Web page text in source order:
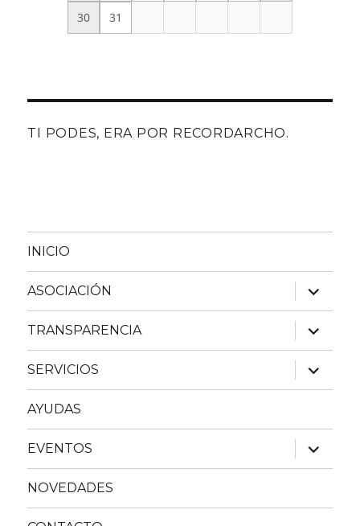
30 31
TI PODES, ERA POR RECORDARCHO.
INICIO
ASOCIACIÓN
expande
el
menú
inferior
TRANSPARENCIA
expande
el
menú
inferior
SERVICIOS
expande
el
menú
AYUDAS
EVENTOS
expande
el
menú
NOVEDADES